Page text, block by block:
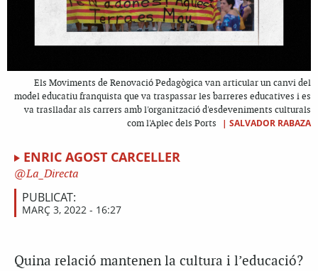
Els Moviments de Renovació Pedagògica van articular un canvi del
model educatiu franquista que va traspassar les barreres educatives i es
va traslladar als carrers amb l'organització d'esdeveniments culturals
com l'Aplec dels Ports
| SALVADOR RABAZA
ENRIC AGOST CARCELLER
La_Directa
PUBLICAT:
MARÇ 3, 2022 - 16:27
Quina relació mantenen la cultura i l’educació?